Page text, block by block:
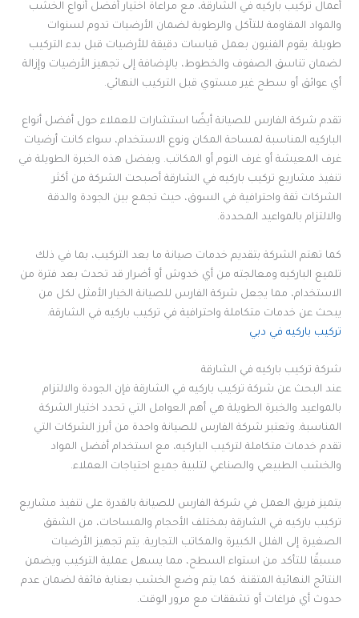
أعمال تركيب باركيه في الشارقة، مع مراعاة اختيار أفضل أنواع الخشب
والمواد المقاومة للتآكل والرطوبة لضمان الأرضيات تدوم لسنوات
طويلة. يقوم الفنيون بعمل قياسات دقيقة للأرضيات قبل بدء التركيب
لضمان تناسق الصفوف والخطوط، بالإضافة إلى تجهيز الأرضيات وإزالة
أي عوائق أو سطح غير مستوي قبل التركيب النهائي.
تقدم شركة الفارس للصيانة أيضًا استشارات للعملاء حول أفضل أنواع
الباركيه المناسبة لمساحة المكان ونوع الاستخدام، سواء كانت أرضيات
غرف المعيشة أو غرف النوم أو المكاتب. وبفضل هذه الخبرة الطويلة في
تنفيذ مشاريع تركيب باركيه في الشارقة أصبحت الشركة من أكثر
الشركات ثقة واحترافية في السوق، حيث تجمع بين الجودة والدقة
والالتزام بالمواعيد المحددة.
كما تهتم الشركة بتقديم خدمات صيانة ما بعد التركيب، بما في ذلك
تلميع الباركيه ومعالجته من أي خدوش أو أضرار قد تحدث بعد فترة من
الاستخدام، مما يجعل شركة الفارس للصيانة الخيار الأمثل لكل من
يبحث عن خدمات متكاملة واحترافية في تركيب باركيه في الشارقة.
تركيب باركيه في دبي
شركة تركيب باركيه في الشارقة
عند البحث عن شركة تركيب باركيه في الشارقة فإن الجودة والالتزام
بالمواعيد والخبرة الطويلة هي أهم العوامل التي تحدد اختيار الشركة
المناسبة. وتعتبر شركة الفارس للصيانة واحدة من أبرز الشركات التي
تقدم خدمات متكاملة لتركيب الباركيه، مع استخدام أفضل المواد
والخشب الطبيعي والصناعي لتلبية جميع احتياجات العملاء.
يتميز فريق العمل في شركة الفارس للصيانة بالقدرة على تنفيذ مشاريع
تركيب باركيه في الشارقة بمختلف الأحجام والمساحات، من الشقق
الصغيرة إلى الفلل الكبيرة والمكاتب التجارية. يتم تجهيز الأرضيات
مسبقًا للتأكد من استواء السطح، مما يسهل عملية التركيب ويضمن
النتائج النهائية المتقنة. كما يتم وضع الخشب بعناية فائقة لضمان عدم
حدوث أي فراغات أو تشققات مع مرور الوقت.